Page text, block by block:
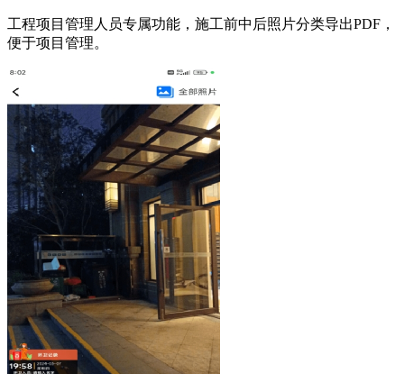
工程项目管理人员专属功能，施工前中后照片分类导出PDF，
便于项目管理。